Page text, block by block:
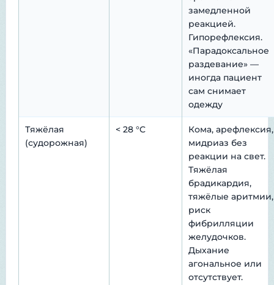
замедленной
реакцией.
Гипорефлексия.
«Парадоксальное
раздевание» —
иногда пациент
сам снимает
одежду
Тяжёлая
(судорожная)
< 28 °C
Кома, арефлексия,
мидриаз без
реакции на свет.
Тяжёлая
брадикардия,
тяжёлые аритмии,
риск
фибрилляции
желудочков.
Дыхание
агональное или
отсутствует.